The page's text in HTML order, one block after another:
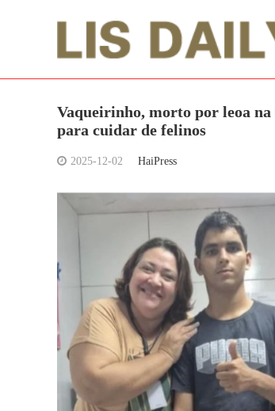
Vaqueirinho, morto por leoa
para cuidar de felinos
2025-12-02 HaiPress